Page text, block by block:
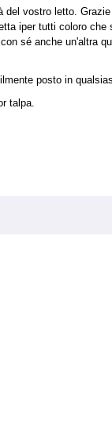
vostro letto.
iper tutti coloro
sé anche un'altra
posto in
talpa.